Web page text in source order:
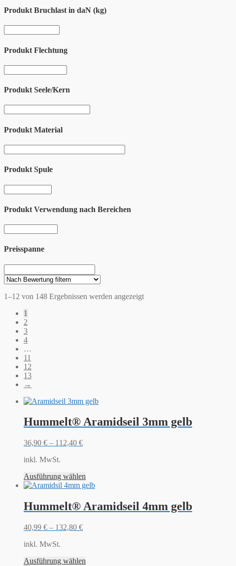
Produkt Bruchlast in daN (kg)
Produkt Flechtung
Produkt Seele/Kern
Produkt Material
Produkt Spule
Produkt Verwendung nach Bereichen
Preisspanne
1–12 von 148 Ergebnissen werden angezeigt
1
2
3
4
…
11
12
13
→
Hummelt® Aramidseil 3mm gelb
36,90 € – 112,40 €
inkl. MwSt.
Ausführung wählen
Hummelt® Aramidseil 4mm gelb
40,99 € – 132,80 €
inkl. MwSt.
Ausführung wählen